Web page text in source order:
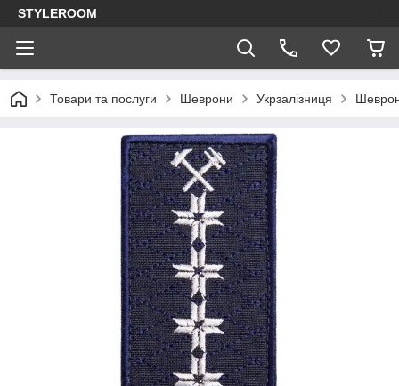
STYLEROOM
Товари та послуги Шеврони Укрзалізниця Шеврон